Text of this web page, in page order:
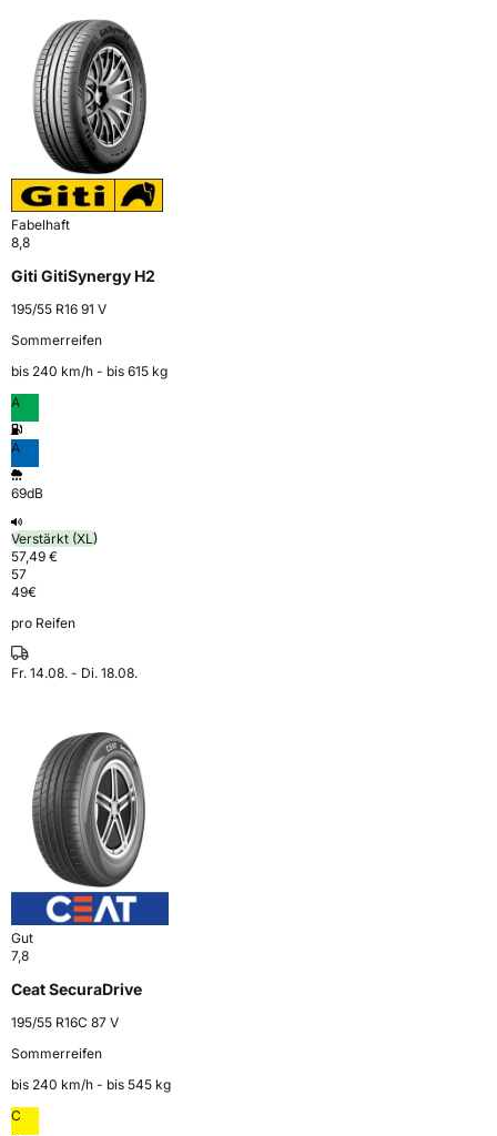
Fabelhaft
8,8
Giti GitiSynergy H2
195/55 R16 91 V
Sommerreifen
bis 240 km⁠/⁠h - bis 615 kg
A
A
69dB
Verstärkt (XL)
57,49 €
57
49€
pro Reifen
Fr. 14.08. - Di. 18.08.
Gut
7,8
Ceat SecuraDrive
195/55 R16C 87 V
Sommerreifen
bis 240 km⁠/⁠h - bis 545 kg
C